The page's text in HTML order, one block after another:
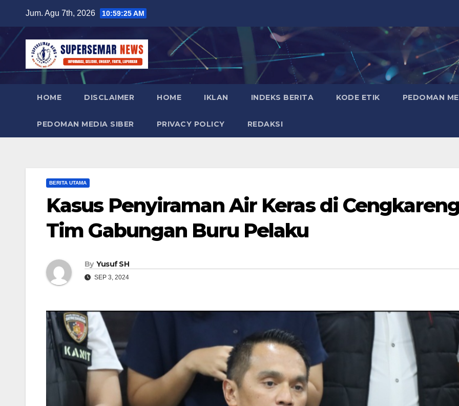
content
Jum. Agu 7th, 2026 10:59:27 AM
HOME DISCLAIMER HOME IKLAN INDEKS BERITA KODE ETIK PEDOMAN
PEDOMAN MEDIA SIBER PRIVACY POLICY REDAKSI
BERITA UTAMA
Kasus Penyiraman Air Keras di
Tim Gabungan Buru Pelaku
By Yusuf SH
SEP 3, 2024